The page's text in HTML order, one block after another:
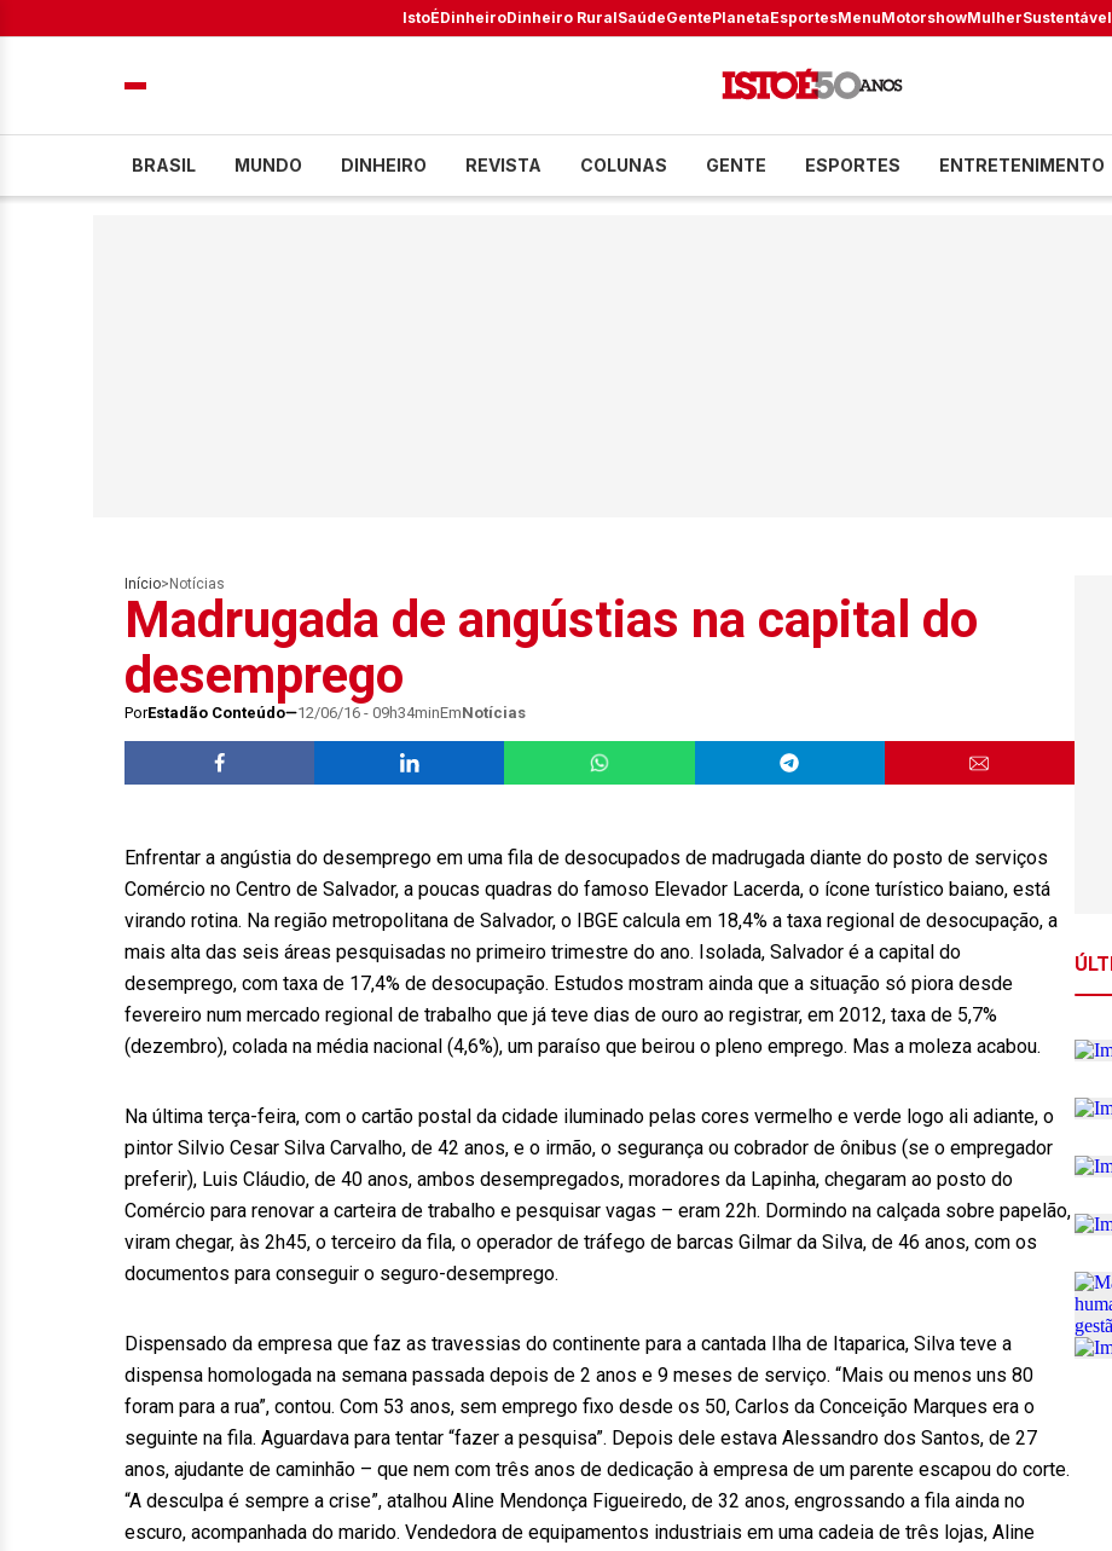
IstoÉDinheiroDinheiro RuralSaúdeGentePlanetaEsportesMenuMotorshowMulherSustentável
BRASIL MUNDO DINHEIRO REVISTA COLUNAS GENTE ESPORTES ENTRETENIMENTO
Início> Notícias
Madrugada de angústias na capital do
desemprego
PorEstadão Conteúdo 12/06/16 - 09h34minEmNotícias
Enfrentar a angústia do desemprego em uma fila de desocupados de madrugada diante do posto de serviços
Comércio no Centro de Salvador, a poucas quadras do famoso Elevador Lacerda, o ícone turístico baiano, está
virando rotina. Na região metropolitana de Salvador, o IBGE calcula em 18,4% a taxa regional de desocupação, a
mais alta das seis áreas pesquisadas no primeiro trimestre do ano. Isolada, Salvador é a capital do
desemprego, com taxa de 17,4% de desocupação. Estudos mostram ainda que a situação só piora desde
fevereiro num mercado regional de trabalho que já teve dias de ouro ao registrar, em 2012, taxa de 5,7%
(dezembro), colada na média nacional (4,6%), um paraíso que beirou o pleno emprego. Mas a moleza acabou.
Na última terça-feira, com o cartão postal da cidade iluminado pelas cores vermelho e verde logo ali adiante, o
pintor Silvio Cesar Silva Carvalho, de 42 anos, e o irmão, o segurança ou cobrador de ônibus (se o empregador
preferir), Luis Cláudio, de 40 anos, ambos desempregados, moradores da Lapinha, chegaram ao posto do
Comércio para renovar a carteira de trabalho e pesquisar vagas – eram 22h. Dormindo na calçada sobre papelão,
viram chegar, às 2h45, o terceiro da fila, o operador de tráfego de barcas Gilmar da Silva, de 46 anos, com os
documentos para conseguir o seguro-desemprego.
Dispensado da empresa que faz as travessias do continente para a cantada Ilha de Itaparica, Silva teve a
dispensa homologada na semana passada depois de 2 anos e 9 meses de serviço. “Mais ou menos uns 80
foram para a rua”, contou. Com 53 anos, sem emprego fixo desde os 50, Carlos da Conceição Marques era o
seguinte na fila. Aguardava para tentar “fazer a pesquisa”. Depois dele estava Alessandro dos Santos, de 27
anos, ajudante de caminhão – que nem com três anos de dedicação à empresa de um parente escapou do corte.
“A desculpa é sempre a crise”, atalhou Aline Mendonça Figueiredo, de 32 anos, engrossando a fila ainda no
escuro, acompanhada do marido. Vendedora de equipamentos industriais em uma cadeia de três lojas, Aline